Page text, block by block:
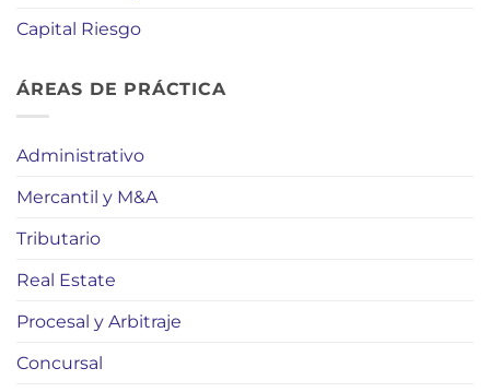
Capital Riesgo
ÁREAS DE PRÁCTICA
Administrativo
Mercantil y M&A
Tributario
Real Estate
Procesal y Arbitraje
Concursal